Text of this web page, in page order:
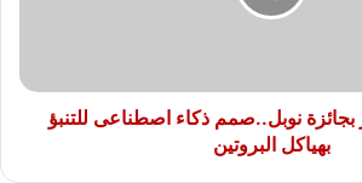
بجائزة نوبل..صمم ذكاء اصطناعى للتنبؤ
بهياكل البروتين